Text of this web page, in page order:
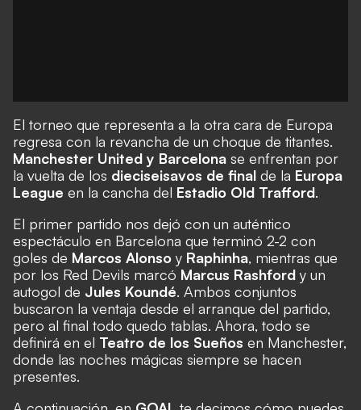
El torneo que representa a la otra cara de Europa
regresa con la revancha de un choque de titantes.
Manchester United y Barcelona se enfrentan por
la vuelta de los dieciseisavos de final de la Europa
League en la cancha del Estadio Old Trafford.
El primer partido nos dejó con un auténtico
espectáculo en Barcelona que terminó 2-2 con
goles de Marcos Alonso y Raphinha, mientras que
por los Red Devils marcó Marcus Rashford y un
autogol de Jules Koundé. Ambos conjuntos
buscaron la ventaja desde el arranque del partido,
pero al final todo quedo tablas. Ahora, todo se
definirá en el Teatro de los Sueños en Manchester,
donde las noches mágicas siempre se hacen
presentes.